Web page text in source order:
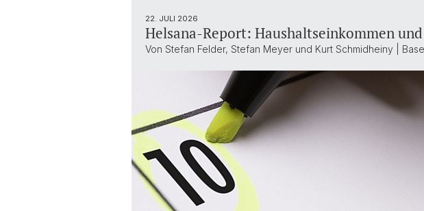
22. JULI 2026
Helsana-Report: Haushaltseinkommen
Von Stefan Felder, Stefan Meyer und Kurt Schmidheiny |